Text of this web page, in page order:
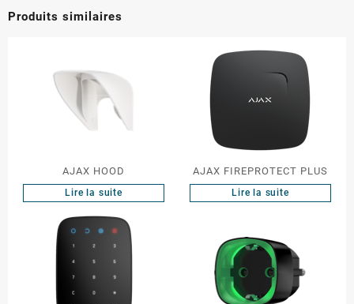
Produits similaires
AJAX HOOD
Lire la suite
AJAX FIREPROTECT PLUS
Lire la suite